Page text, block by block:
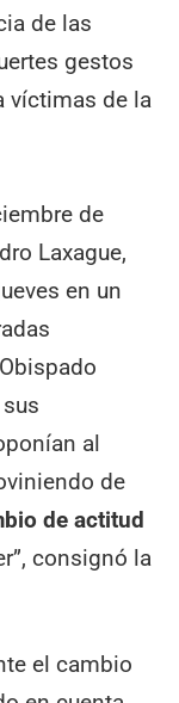
de las
gestos
víctimas de la
de
Laxague,
en un
al
de
de actitud
consignó la
el cambio